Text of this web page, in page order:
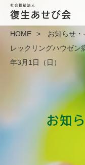
HOME
お知らせ
レックリングハウゼン
年3月1日（日）
お知